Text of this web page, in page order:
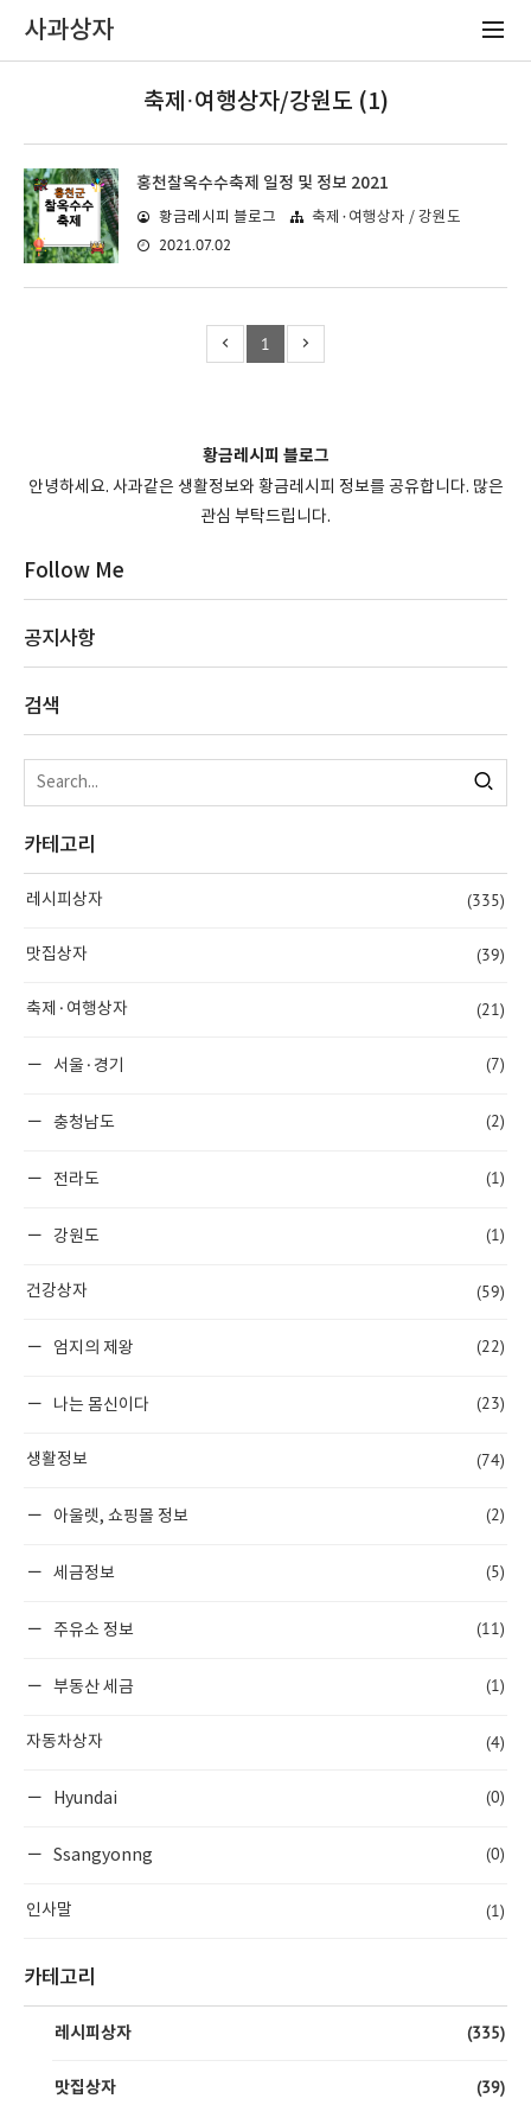
사과상자
축제·여행상자/강원도 (1)
홍천찰옥수수축제 일정 및 정보 2021
황금레시피 블로그 축제·여행상자 / 강원도
2021.07.02
1
황금레시피 블로그
안녕하세요. 사과같은 생활정보와 황금레시피 정보를 공유합니다. 많은
관심 부탁드립니다.
Follow Me
공지사항
검색
카테고리
레시피상자 (335)
맛집상자 (39)
축제·여행상자 (21)
서울·경기 (7)
충청남도 (2)
전라도 (1)
강원도 (1)
건강상자 (59)
엄지의 제왕 (22)
나는 몸신이다 (23)
생활정보 (74)
아울렛, 쇼핑몰 정보 (2)
세금정보 (5)
주유소 정보 (11)
부동산 세금 (1)
자동차상자 (4)
Hyundai (0)
Ssangyonng (0)
인사말 (1)
카테고리
레시피상자 (335)
맛집상자 (39)